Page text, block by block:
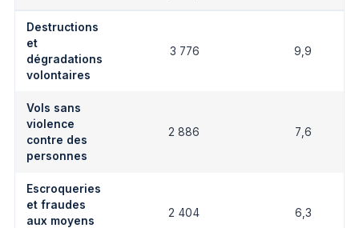
Destructions
et
dégradations
volontaires
3 776 9,9
Vols sans
violence
contre des
personnes
2 886 7,6
Escroqueries
et fraudes
aux moyens
2 404 6,3